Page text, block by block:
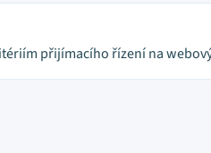
přijímacího řízení na